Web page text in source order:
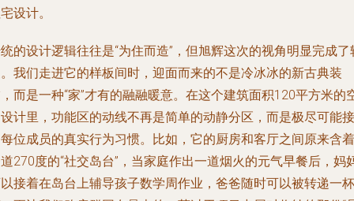
设计。
的设计逻辑往往是“为住而造”，但旭辉这次的视角明显完成了
我们走进它的样板间时，迎面而来的不是冷冰冰的新古典装
而是一种“家”才有的融融暖意。在这个建筑面积120平方米的
计里，功能区的动线不再是简单的动静分区，而是极尽可能接
位成员的真实行为习惯。比如，它的厨房和客厅之间原来含着
270度的“社交岛台”，当家庭作出一道烟火的元气早餐后，妈
接着在岛台上辅导孩子数学周作业，爸爸随时可以被转递一杯